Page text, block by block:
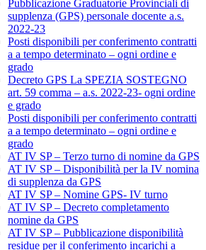
Pubblicazione Graduatorie Provinciali di
supplenza (GPS) personale docente a.s.
2022-23
Posti disponibili per conferimento contratti
a a tempo determinato – ogni ordine e
grado
Decreto GPS La SPEZIA SOSTEGNO
art. 59 comma – a.s. 2022-23- ogni ordine
e grado
Posti disponibili per conferimento contratti
a a tempo determinato – ogni ordine e
grado
AT IV SP – Terzo turno di nomine da GPS
AT IV SP – Disponibilità per la IV nomina
di supplenza da GPS
AT IV SP – Nomine GPS- IV turno
AT IV SP – Decreto completamento
nomine da GPS
AT IV SP – Pubblicazione disponibilità
residue per il conferimento incarichi a